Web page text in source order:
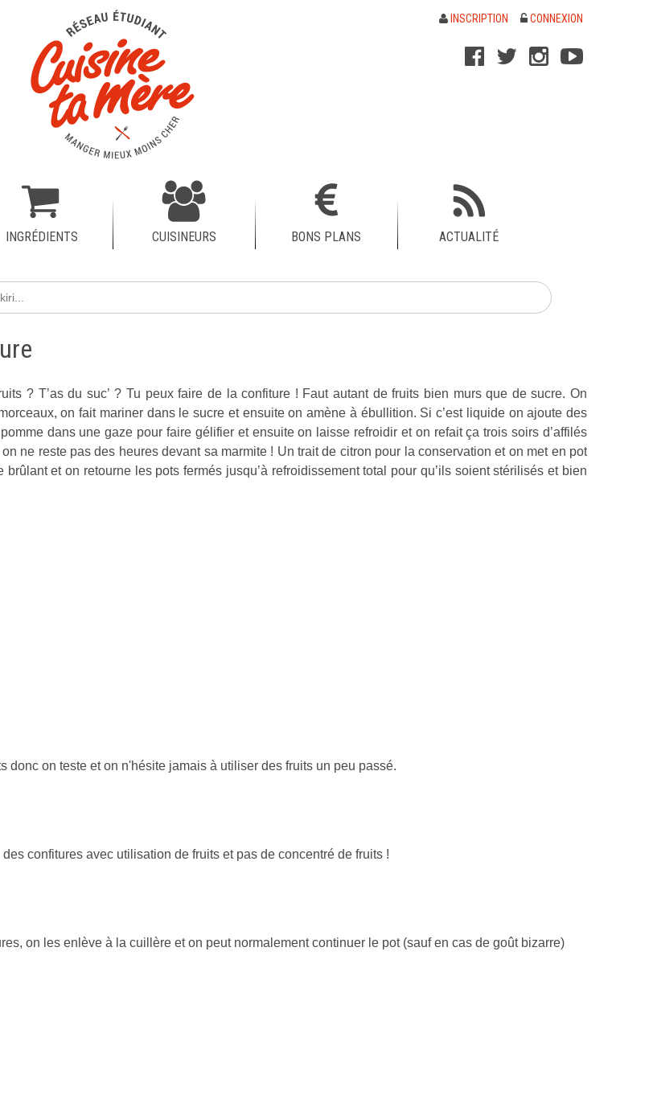
INSCRIPTION CONNEXION
INGRÉDIENTS CUISINEURS BONS PLANS ACTUALITÉ
? T’as du suc’ ? Tu peux faire de la confiture ! Faut autant de fruits bien murs que de sucre. On
on fait mariner dans le sucre et ensuite on amène à ébullition. Si c’est liquide on ajoute des
dans une gaze pour faire gélifier et ensuite on laisse refroidir et on refait ça trois soirs d’affilés
ne reste pas des heures devant sa marmite ! Un trait de citron pour la conservation et on met en pot
brûlant et on retourne les pots fermés jusqu’à refroidissement total pour qu’ils soient stérilisés et bien
on teste et on n'hésite jamais à utiliser des fruits un peu passé.
confitures avec utilisation de fruits et pas de concentré de fruits !
on les enlève à la cuillère et on peut normalement continuer le pot (sauf en cas de goût bizarre)